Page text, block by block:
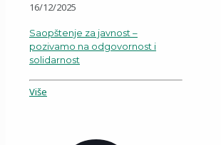
16/12/2025
Saopštenje za javnost –
pozivamo na odgovornost i
solidarnost
Više